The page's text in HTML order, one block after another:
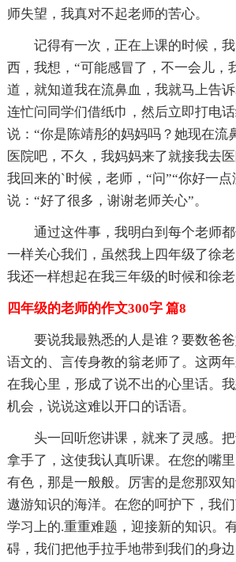
师失望，我真对不起老师的苦心。
记得有一次，正在上课的时候，
西，我想，“可能感冒了，不一会儿，
道，就知道我在流鼻血，我就马上告
连忙问同学们借纸巾，然后立即打电
说：“你是陈靖彤的妈妈吗？她现在流
医院吧，不久，我妈妈来了就接我去
我回来的`时候，老师，“问”“你好一
说：“好了很多，谢谢老师关心”。
通过这件事，我明白到每个老师
一样关心我们，虽然我上四年级了徐
我还一样想起在我三年级的时候和徐老
四年级的老师的作文300字 篇8
要说我最熟悉的人是谁？要数爸
语文的、言传身教的翁老师了。这两
在我心里，形成了说不出的心里话。
机会，说说这难以开口的话语。
头一回听您讲课，就来了灵感。
拿手了，这使我认真听课。在您的嘴
有色，那是一般般。厉害的是您那双
遨游知识的海洋。在您的呵护下，我
学习上的.重重难题，迎接新的知识。
碍，我们把他手拉手地带到我们的身